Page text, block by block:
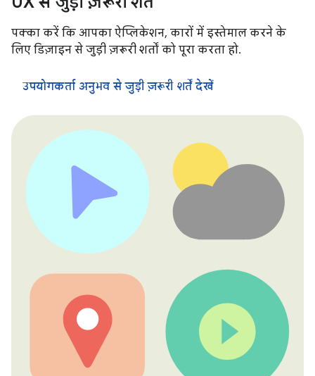
पक्का करें कि आपका ऐप्लिकेशन, कारों में इस्तेमाल करने के
लिए डिज़ाइन से जुड़ी ज़रूरी शर्तों को पूरा करता हो.
उपयोगकर्ता अनुभव से जुड़ी ज़रूरी शर्तें देखें